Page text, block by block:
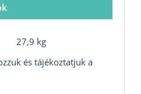
27,9 kg
és tájékoztatjuk a